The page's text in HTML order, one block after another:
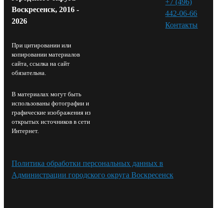
Воскресенск, 2016 -
2026
При цитировании или
копировании материалов
сайта, ссылка на сайт
обязательна.
В материалах могут быть
использованы фотографии и
графические изображения из
открытых источников в сети
Интернет.
442-06-66
Контакты⁠
Политика обработки персональных данных в
Администрации городского округа Воскресенск